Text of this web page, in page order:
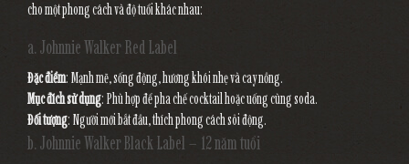
cho một phong cách và độ tuổi khác nhau:
a. Johnnie Walker Red Label
Đặc điểm: Mạnh mẽ, sống động, hương khói nhẹ và cay nồng.
Mục đích sử dụng: Phù hợp để pha chế cocktail hoặc uống cùng soda.
Đối tượng: Người mới bắt đầu, thích phong cách sôi động.
b. Johnnie Walker Black Label – 12 năm tuổi